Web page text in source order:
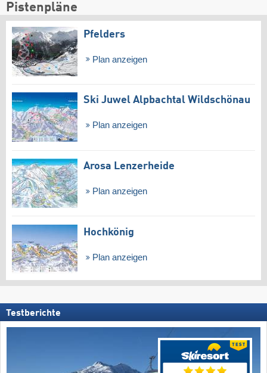
Pistenpläne
Pfelders
Plan anzeigen
Ski Juwel Alpbachtal Wildschönau
Plan anzeigen
Arosa Lenzerheide
Plan anzeigen
Hochkönig
Plan anzeigen
Testberichte